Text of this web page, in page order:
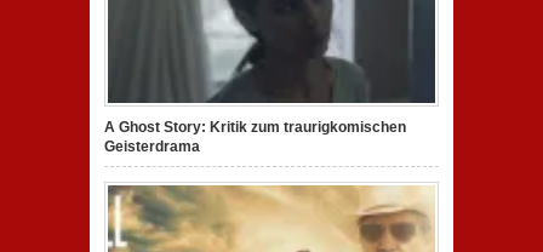
A Ghost Story: Kritik zum traurigkomischen
Geisterdrama